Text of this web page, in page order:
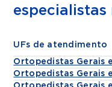
UFs de atendimento
Ortopedistas Gerais
Ortopedistas Gerais